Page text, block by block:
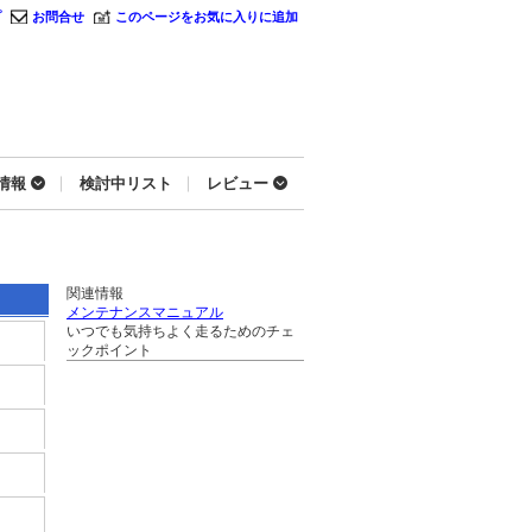
お問合せ このページをお気に入りに追加
報 検討中リスト レビュー
関連情報
メンテナンスマニュアル
いつでも気持ちよく走るためのチェ
ックポイント